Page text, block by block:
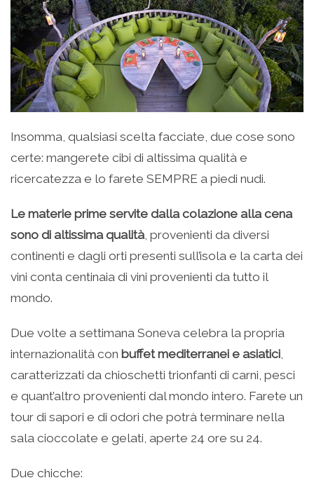
Insomma, qualsiasi scelta facciate, due cose sono
certe: mangerete cibi di altissima qualità e
ricercatezza e lo farete SEMPRE a piedi nudi.
Le materie prime servite dalla colazione alla cena
sono di altissima qualità, provenienti da diversi
continenti e dagli orti presenti sull’isola e la carta dei
vini conta centinaia di vini provenienti da tutto il
mondo.
Due volte a settimana Soneva celebra la propria
internazionalità con buffet mediterranei e asiatici
caratterizzati da chioschetti trionfanti di carni, pesci
e quant’altro provenienti dal mondo intero. Farete un
tour di sapori e di odori che potrà terminare nella
sala cioccolate e gelati, aperte 24 ore su 24.
Due chicche: